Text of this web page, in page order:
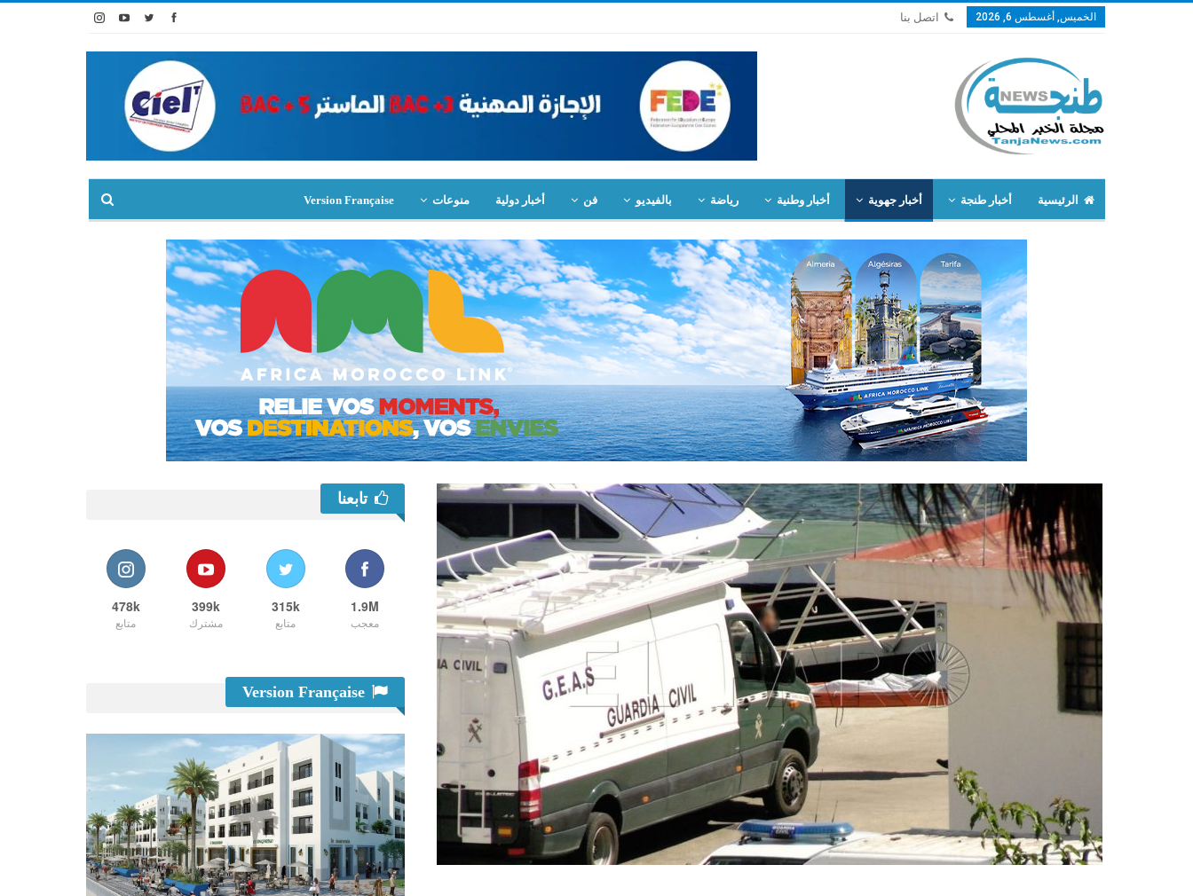
الخميس, أغسطس 6, 2026 اتصل بنا
الرئيسية أخبار طنجة أخبار جهوية أخبار وطنية رياضة بالفيديو فن أخبار دولية منوعات Version Française
تابعنا
1.9M
معجب
315k
متابع
399k
مشترك
478k
متابع